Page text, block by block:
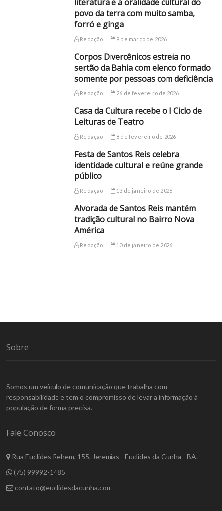
literatura e a oralidade cultural do
povo da terra com muito samba,
forró e ginga
Redação 9 de março de 2026
Corpos Divercênicos estreia no
sertão da Bahia com elenco formado
somente por pessoas com deficiência
Redação 26 de fevereiro de 2026
Casa da Cultura recebe o I Ciclo de
Leituras de Teatro
Redação 8 de fevereiro de 2026
Festa de Santos Reis celebra
identidade cultural e reúne grande
público
Redação 13 de janeiro de 2026
Alvorada de Santos Reis mantém
tradição cultural no Bairro Nova
América
Redação 10 de janeiro de 2026
Sobre
Somos um veículo de comunicação que trabalha com
responsabilidade e tem o compromisso de levar a informação à
população de forma precisa.
Fale Conosco
Rua Euclides Rehem, 155. Jeremias - Euclides da Cunha - BA.
(75) 99992-1485
contato@euclidesdacunha.com